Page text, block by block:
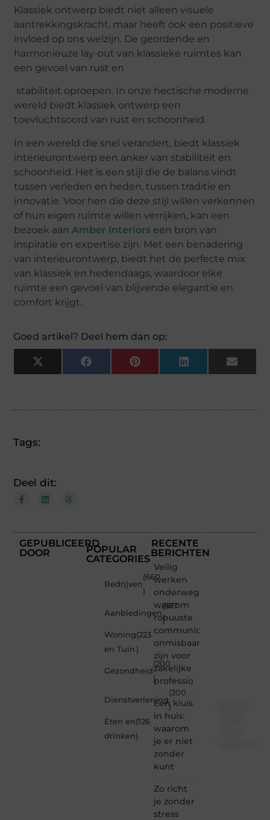
Klassiek ontwerp biedt niet alleen visuele
aantrekkingskracht, maar heeft ook een positieve
invloed op ons welzijn. De geordende en
harmonieuze lay-out van klassieke ruimtes kan
een gevoel van rust en
stabiliteit oproepen. In onze hectische moderne
wereld biedt klassiek ontwerp een
toevluchtsoord van rust en schoonheid.
In een wereld die snel verandert, biedt klassiek
interieurontwerp een anker van stabiliteit en
schoonheid. Het is een stijl die de balans vindt
tussen verleden en heden, tussen traditie en
innovatie. Voor hen die deze stijl willen verkennen
of hun eigen ruimte willen verrijken, kan een
bezoek aanAmber Interiors een bron van
inspiratie en expertise zijn. Met een benadering
van interieurontwerp, biedt het de perfecte mix
van klassiek en hedendaags, waardoor elke
ruimte een gevoel van blijvende elegantie en
comfort krijgt.
Goed artikel? Deel hem dan op:
X
(Twitter)
FacebookPinterestLinkedInEmail
Tags:
Deel dit:
GEPUBLICEERD
DOOR
POPULAR
CATEGORIES
Bedrijven
(660
)
Aanbiedingen
(357
)
Woning
en Tuin
(223
)
Gezondheid
(200
)
Dienstverlening
(200
)
Eten en
drinken
(126
)
RECENTE
BERICHTEN
Veilig
werken
onderweg:
waarom
robuuste
communicatiemiddelen
onmisbaar
zijn voor
zakelijke
professio
Een kluis
in huis:
waarom
je er niet
zonder
kunt
Zo richt
je zonder
stress